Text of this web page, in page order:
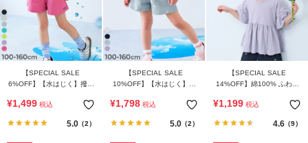
【SPECIAL SALE
6%OFF】【水はじく】撥水
パンツ(水陸両用)
¥1,499 税込
5.0（2）
【SPECIAL SALE
10%OFF】【水はじく】撥
ートパンツ
¥1,798 税込
5.0（2）
【SPECIAL SALE
14%OFF】綿100% ふわっ
¥1,199 税込
4.6（9）